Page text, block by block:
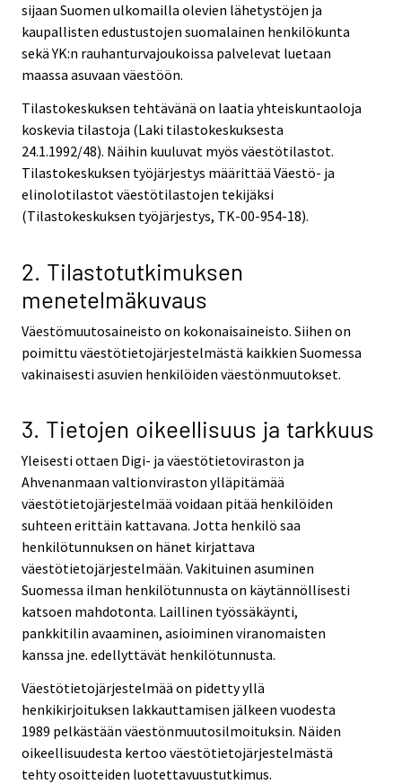
sijaan Suomen ulkomailla olevien lähetystöjen ja
kaupallisten edustustojen suomalainen henkilökunta
sekä YK:n rauhanturvajoukoissa palvelevat luetaan
maassa asuvaan väestöön.
Tilastokeskuksen tehtävänä on laatia yhteiskuntaoloja
koskevia tilastoja (Laki tilastokeskuksesta
24.1.1992/48). Näihin kuuluvat myös väestötilastot.
Tilastokeskuksen työjärjestys määrittää Väestö- ja
elinolotilastot väestötilastojen tekijäksi
(Tilastokeskuksen työjärjestys, TK-00-954-18).
2. Tilastotutkimuksen
menetelmäkuvaus
Väestömuutosaineisto on kokonaisaineisto. Siihen on
poimittu väestötietojärjestelmästä kaikkien Suomessa
vakinaisesti asuvien henkilöiden väestönmuutokset.
3. Tietojen oikeellisuus ja tarkkuus
Yleisesti ottaen Digi- ja väestötietoviraston ja
Ahvenanmaan valtionviraston ylläpitämää
väestötietojärjestelmää voidaan pitää henkilöiden
suhteen erittäin kattavana. Jotta henkilö saa
henkilötunnuksen on hänet kirjattava
väestötietojärjestelmään. Vakituinen asuminen
Suomessa ilman henkilötunnusta on käytännöllisesti
katsoen mahdotonta. Laillinen työssäkäynti,
pankkitilin avaaminen, asioiminen viranomaisten
kanssa jne. edellyttävät henkilötunnusta.
Väestötietojärjestelmää on pidetty yllä
henkikirjoituksen lakkauttamisen jälkeen vuodesta
1989 pelkästään väestönmuutosilmoituksin. Näiden
oikeellisuudesta kertoo väestötietojärjestelmästä
tehty osoitteiden luotettavuustutkimus.